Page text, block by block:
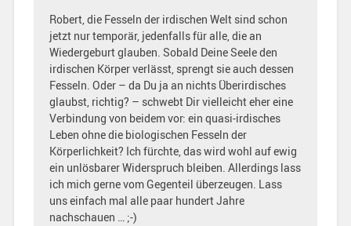
Robert, die Fesseln der irdischen Welt sind schon
jetzt nur temporär, jedenfalls für alle, die an
Wiedergeburt glauben. Sobald Deine Seele den
irdischen Körper verlässt, sprengt sie auch dessen
Fesseln. Oder – da Du ja an nichts Überirdisches
glaubst, richtig? – schwebt Dir vielleicht eher eine
Verbindung von beidem vor: ein quasi-irdisches
Leben ohne die biologischen Fesseln der
Körperlichkeit? Ich fürchte, das wird wohl auf ewig
ein unlösbarer Widerspruch bleiben. Allerdings lass
ich mich gerne vom Gegenteil überzeugen. Lass
uns einfach mal alle paar hundert Jahre
nachschauen … ;-)